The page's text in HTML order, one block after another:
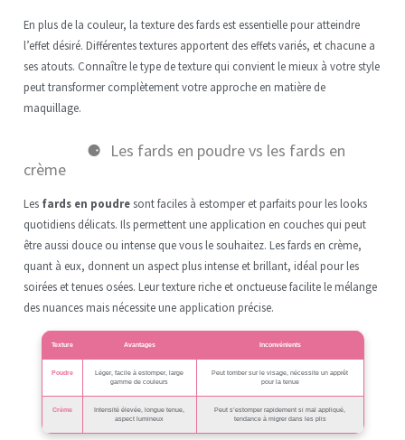
En plus de la couleur, la texture des fards est essentielle pour atteindre
l’effet désiré. Différentes textures apportent des effets variés, et chacune a
ses atouts. Connaître le type de texture qui convient le mieux à votre style
peut transformer complètement votre approche en matière de
maquillage.
Les fards en poudre vs les fards en
crème
Les fards en poudresont faciles à estomper et parfaits pour les looks
quotidiens délicats. Ils permettent une application en couches qui peut
être aussi douce ou intense que vous le souhaitez. Les fards en crème,
quant à eux, donnent un aspect plus intense et brillant, idéal pour les
soirées et tenues osées. Leur texture riche et onctueuse facilite le mélange
des nuances mais nécessite une application précise.
Texture Avantages Inconvénients
Poudre
Léger, facile à estomper, large
gamme de couleurs
Peut tomber sur le visage, nécessite un apprêt
pour la tenue
Crème
Intensité élevée, longue tenue,
aspect lumineux
Peut s’estomper rapidement si mal appliqué,
tendance à migrer dans les plis